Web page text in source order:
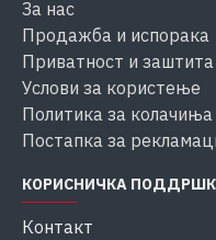
За нас
Продажба и испорака
Приватност и
Услови за користење
Политика за колачиња
Постапка за
КОРИСНИЧКА
Контакт